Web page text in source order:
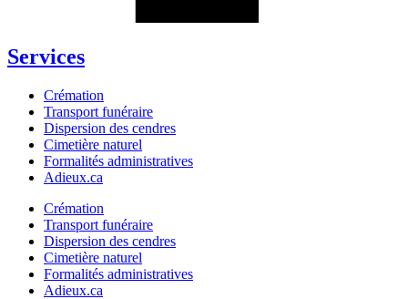
Services
Crémation
Transport funéraire
Dispersion des cendres
Cimetière naturel
Formalités administratives
Adieux.ca
Crémation
Transport funéraire
Dispersion des cendres
Cimetière naturel
Formalités administratives
Adieux.ca